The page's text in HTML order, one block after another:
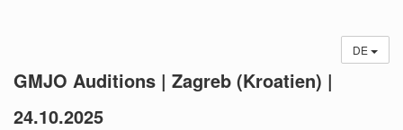
DE
GMJO Auditions | Zagreb (Kroatien) |
24.10.2025